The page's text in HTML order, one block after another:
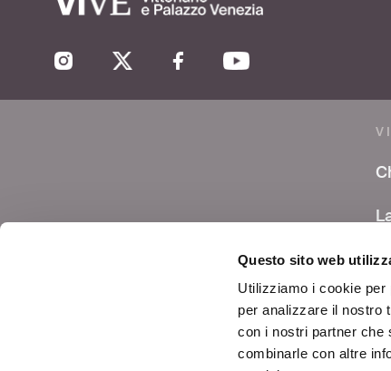
Questo sito web
Utilizziamo i cookie per
per analizzare il nostro
con i nostri partner che
combinarle con altre